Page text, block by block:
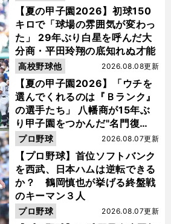
【夏の甲子園2026】初球150
キロで「球場の雰囲気が変わっ
た」 29年ぶり白星を呼んだ大
分商・平田玲翔の底知れぬ才能
【夏の甲子園2026】「ウチを
選んでくれるのは『Ｂランク』
の選手たち」 八幡商が15年ぶ
り甲子園をつかんだ"名門復
活"の舞台裏
2026.08.08更新
高校野球他
【プロ野球】首位ソフトバンク
を西武、日本ハムは逆転できる
か？ 鶴岡慎也が挙げる終盤戦
のキーマン３人
2026.08.07更新
プロ野球
2026.08.07更新
プロ野球